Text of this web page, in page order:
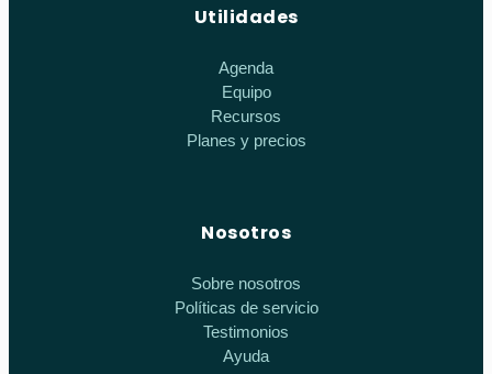
Utilidades
Agenda
Equipo
Recursos
Planes y precios
Nosotros
Sobre nosotros
Políticas de servicio
Testimonios
Ayuda